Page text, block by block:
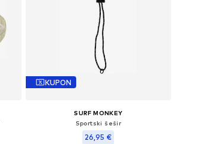
KUPON
SURF MONKEY
Sportski šešir
26,95 €